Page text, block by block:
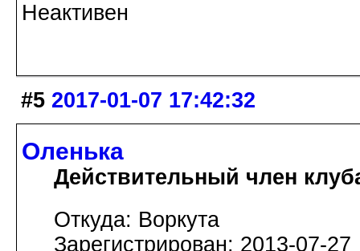
Неактивен
#5 2017-01-07 17:42:32
Оленька
Действительный член
Откуда: Воркута
Зарегистрирован: 2013-07-27